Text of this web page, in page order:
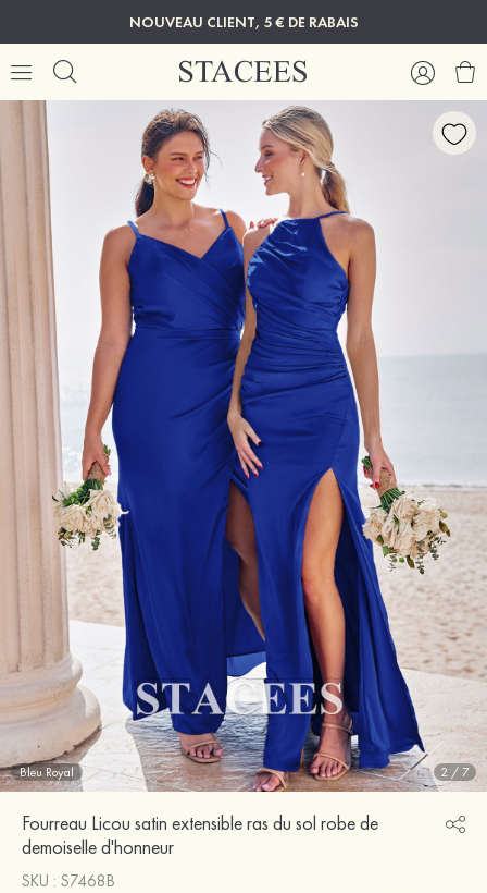
NOUVEAU CLIENT, 5 € DE RABAIS
Bleu Royal 2 / 7
Fourreau Licou satin extensible ras du sol robe de
demoiselle d'honneur
SKU : S7468B